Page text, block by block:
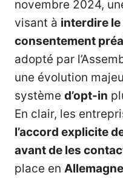
novembre 2024,
visant à interdire
consentement
adopté par
une évolution
système d’opt-in
En clair, les
l’accord explicite
avant de les
place en